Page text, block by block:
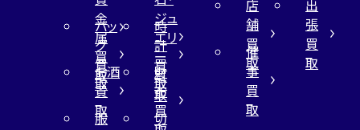
金
属
買
取
ジュ
エリ
ー
買
取
バッ
グ
買
取
時
計
買
取
お酒
買
取
財
布
買
服
切
店
舗
買
取
出
張
買
取
催
事
買
取